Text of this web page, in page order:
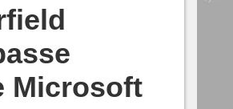
Microsoft